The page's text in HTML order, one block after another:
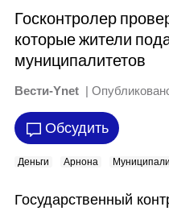
Госконтролер
которые жители
муниципалитетов
Вести-Ynet |
Обсудить
Деньги Арнона
Государственный